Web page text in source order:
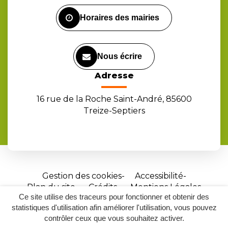
Ce site utilise des traceurs pour fonctionner et obtenir des
statistiques d'utilisation afin améliorer l'utilisation, vous pouvez
contrôler ceux que vous souhaitez activer.
Horaires des mairies
Nous écrire
Adresse
16 rue de la Roche Saint-André, 85600
Treize-Septiers
Gestion des cookies
Accessibilité
Plan du site
Crédits
Mentions Légales
Site
réalisé